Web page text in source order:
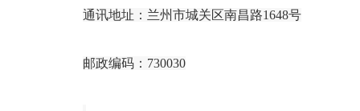
通讯地址：兰州市城关区南昌路1648号
邮政编码： 730030